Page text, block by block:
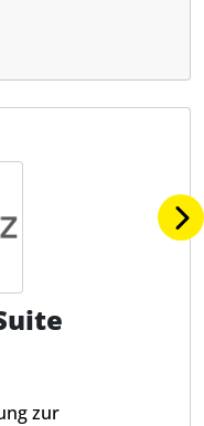
zur